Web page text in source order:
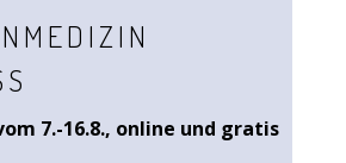
7.-16.8., online und gratis